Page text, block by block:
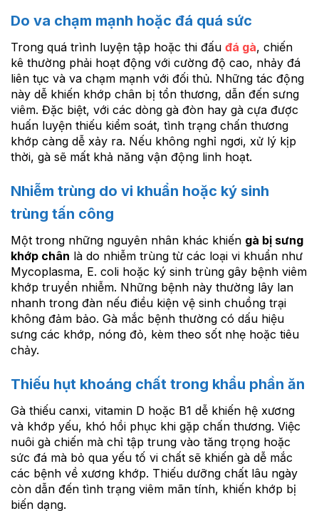
Do va chạm mạnh hoặc đá quá sức
Trong quá trình luyện tập hoặc thi đấu đá gà, chiến
kê thường phải hoạt động với cường độ cao, nhảy đá
liên tục và va chạm mạnh với đối thủ. Những tác động
này dễ khiến khớp chân bị tổn thương, dẫn đến sưng
viêm. Đặc biệt, với các dòng gà đòn hay gà cựa được
huấn luyện thiếu kiểm soát, tình trạng chấn thương
khớp càng dễ xảy ra. Nếu không nghỉ ngơi, xử lý kịp
thời, gà sẽ mất khả năng vận động linh hoạt.
Nhiễm trùng do vi khuẩn hoặc ký sinh
trùng tấn công
Một trong những nguyên nhân khác khiến gà bị sưng
khớp chân là do nhiễm trùng từ các loại vi khuẩn như
Mycoplasma, E. coli hoặc ký sinh trùng gây bệnh viêm
khớp truyền nhiễm. Những bệnh này thường lây lan
nhanh trong đàn nếu điều kiện vệ sinh chuồng trại
không đảm bảo. Gà mắc bệnh thường có dấu hiệu
sưng các khớp, nóng đỏ, kèm theo sốt nhẹ hoặc tiêu
chảy.
Thiếu hụt khoáng chất trong khẩu phần ăn
Gà thiếu canxi, vitamin D hoặc B1 dễ khiến hệ xương
và khớp yếu, khó hồi phục khi gặp chấn thương. Việc
nuôi gà chiến mà chỉ tập trung vào tăng trọng hoặc
sức đá mà bỏ qua yếu tố vi chất sẽ khiến gà dễ mắc
các bệnh về xương khớp. Thiếu dưỡng chất lâu ngày
còn dẫn đến tình trạng viêm mãn tính, khiến khớp bị
biến dạng.